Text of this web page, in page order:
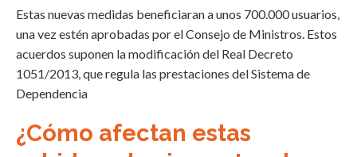
Estas nuevas medidas beneficiaran a unos 700.000 usuarios,
una vez estén aprobadas por el Consejo de Ministros. Estos
acuerdos suponen la modificación del Real Decreto
1051/2013, que regula las prestaciones del Sistema de
Dependencia
¿Cómo afectan estas